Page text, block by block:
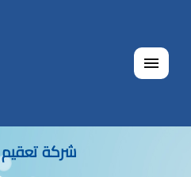
القائمة
شركة تعقيم